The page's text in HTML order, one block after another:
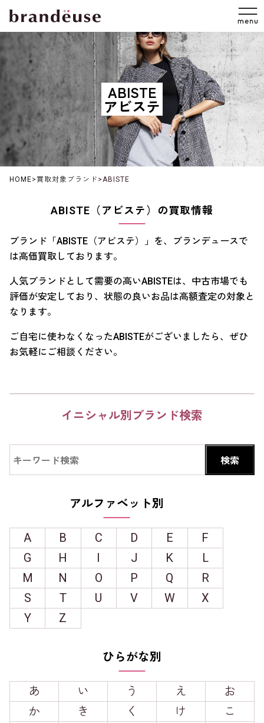
ABISTE
アビステ
HOME> 買取対象ブランド >ABISTE
ABISTE（アビステ）の買取情報
ブランド「ABISTE（アビステ）」を、ブランデュースで
は高価買取しております。
人気ブランドとして需要の高いABISTEは、中古市場でも
評価が安定しており、状態の良いお品は高額査定の対象と
なります。
ご自宅に使わなくなったABISTEがございましたら、ぜひ
お気軽にご相談ください。
イニシャル別ブランド検索
アルファベット別
A B C D E
F
G
H I J K
L
M
N O P Q
R
S
T U V W
X
Y
Z
ひらがな別
あ い う え
お
か
き く け
こ